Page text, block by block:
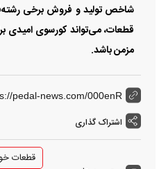
شاخص تولید و فروش برخی
قطعات، می‌تواند کورسوی امیدی
مزمن باشد.
pedal-news.com/000enR
اشتراک گذاری
قطعات